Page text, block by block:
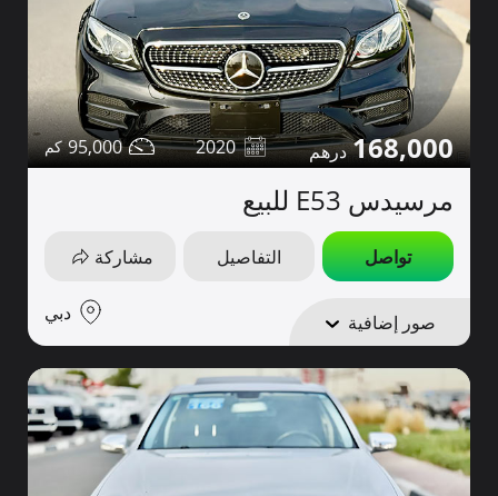
168,000
2020
95,000
مرسيدس E53 للبيع
تواصل التفاصيل مشاركة
صور إضافية دبي